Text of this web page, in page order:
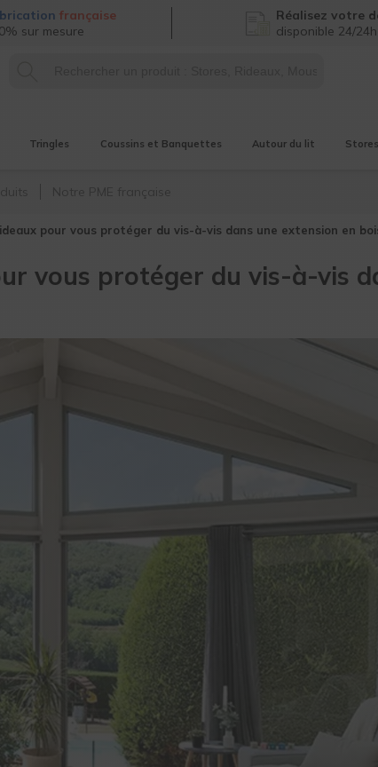
française
sur mesure
Réalisezvotre
disponible 24/24h
Tringles Coussins et Banquettes Autour du lit Stores
Notre PME française
pour vous protéger du vis-à-vis dans une extension en
vous protéger du vis-à-vis